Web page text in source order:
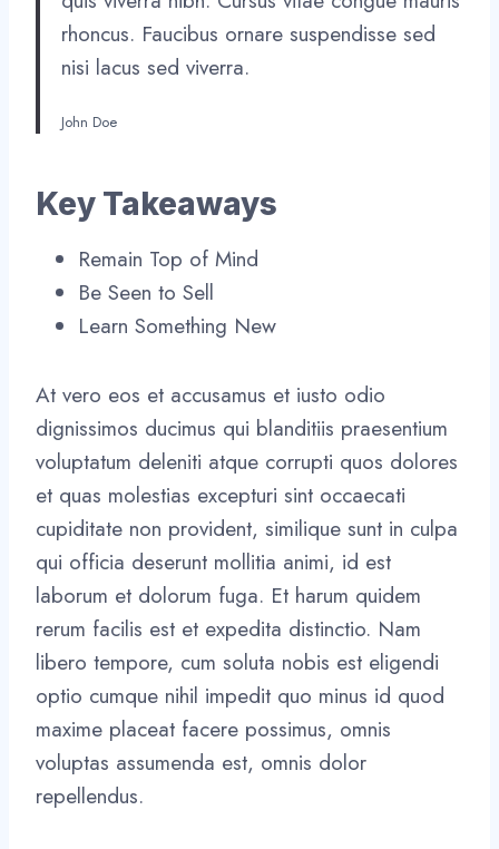
rhoncus. Faucibus ornare suspendisse sed
nisi lacus sed viverra.
John Doe
Key Takeaways
Remain Top of Mind
Be Seen to Sell
Learn Something New
At vero eos et accusamus et iusto odio
dignissimos ducimus qui blanditiis praesentium
voluptatum deleniti atque corrupti quos dolores
et quas molestias excepturi sint occaecati
cupiditate non provident, similique sunt in culpa
qui officia deserunt mollitia animi, id est
laborum et dolorum fuga. Et harum quidem
rerum facilis est et expedita distinctio. Nam
libero tempore, cum soluta nobis est eligendi
optio cumque nihil impedit quo minus id quod
maxime placeat facere possimus, omnis
voluptas assumenda est, omnis dolor
repellendus.